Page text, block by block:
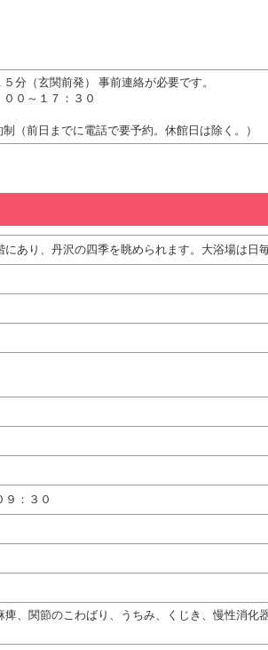
分（玄関前発） 事前連絡が必要です。
０～１７：３０
（前日までに電話で要予約。休館日は除く。）
あり、丹沢の四季を眺められます。大浴場は日
：３０
、関節のこわばり、うちみ、くじき、慢性消化